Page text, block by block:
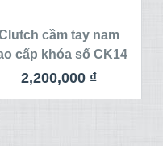
cầm tay nam
cấp khóa số CK14
2,200,000 ₫